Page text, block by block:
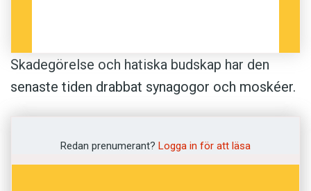
Skadegörelse och hatiska budskap har den
senaste tiden drabbat synagogor och moskéer.
en sådan symbolisk manifestation efter
Redan prenumerant? Logga in för att läsa